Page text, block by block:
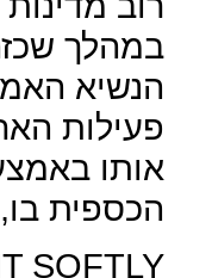
במהלך
הנשיא
פעילות
אותו
הכספית
SOFTLY